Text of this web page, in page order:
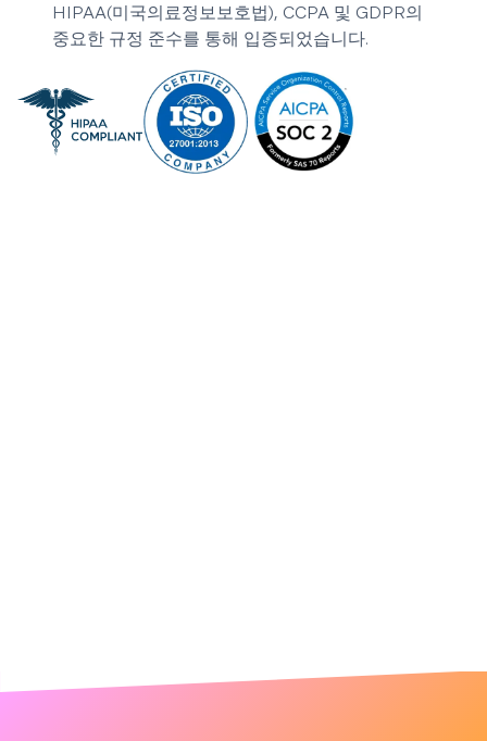
HIPAA(미국의료정보보호법), CCPA 및 GDPR의
중요한 규정 준수를 통해 입증되었습니다.